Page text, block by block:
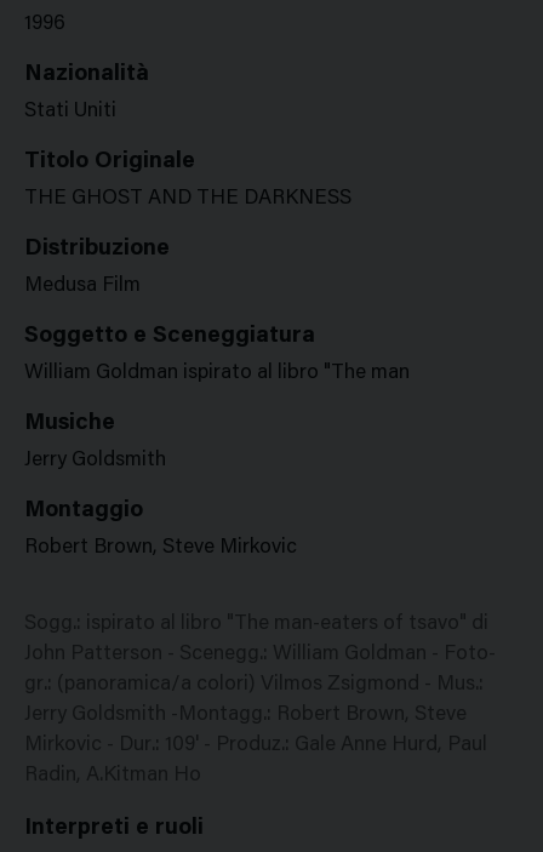
1996
Nazionalità
Stati Uniti
Titolo Originale
THE GHOST AND THE DARKNESS
Distribuzione
Medusa Film
Soggetto e Sceneggiatura
William Goldman ispirato al libro "The man
Musiche
Jerry Goldsmith
Montaggio
Robert Brown, Steve Mirkovic
Sogg.: ispirato al libro "The man-eaters of tsavo" di
John Patterson - Scenegg.: William Goldman - Foto-
gr.: (panoramica/a colori) Vilmos Zsigmond - Mus.:
Jerry Goldsmith -Montagg.: Robert Brown, Steve
Mirkovic - Dur.: 109' - Produz.: Gale Anne Hurd, Paul
Radin, A.Kitman Ho
Interpreti e ruoli